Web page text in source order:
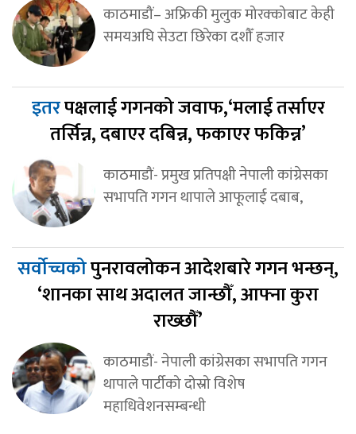
काठमाडौं– अफ्रिकी मुलुक मोरक्कोबाट केही
समयअघि सेउटा छिरेका दशौँ हजार
इतरपक्षलाई गगनको जवाफ,‘मलाई तर्साएर
तर्सिन्न, दबाएर दबिन्न, फकाएर फकिन्न’
काठमाडौं- प्रमुख प्रतिपक्षी नेपाली कांग्रेसका
सभापति गगन थापाले आफूलाई दबाब,
सर्वोच्चकोपुनरावलोकन आदेशबारे गगन भन्छन्,
‘शानका साथ अदालत जान्छौँ, आफ्ना कुरा
राख्छौँ’
काठमाडौं- नेपाली कांग्रेसका सभापति गगन
थापाले पार्टीको दोस्रो विशेष
महाधिवेशनसम्बन्धी